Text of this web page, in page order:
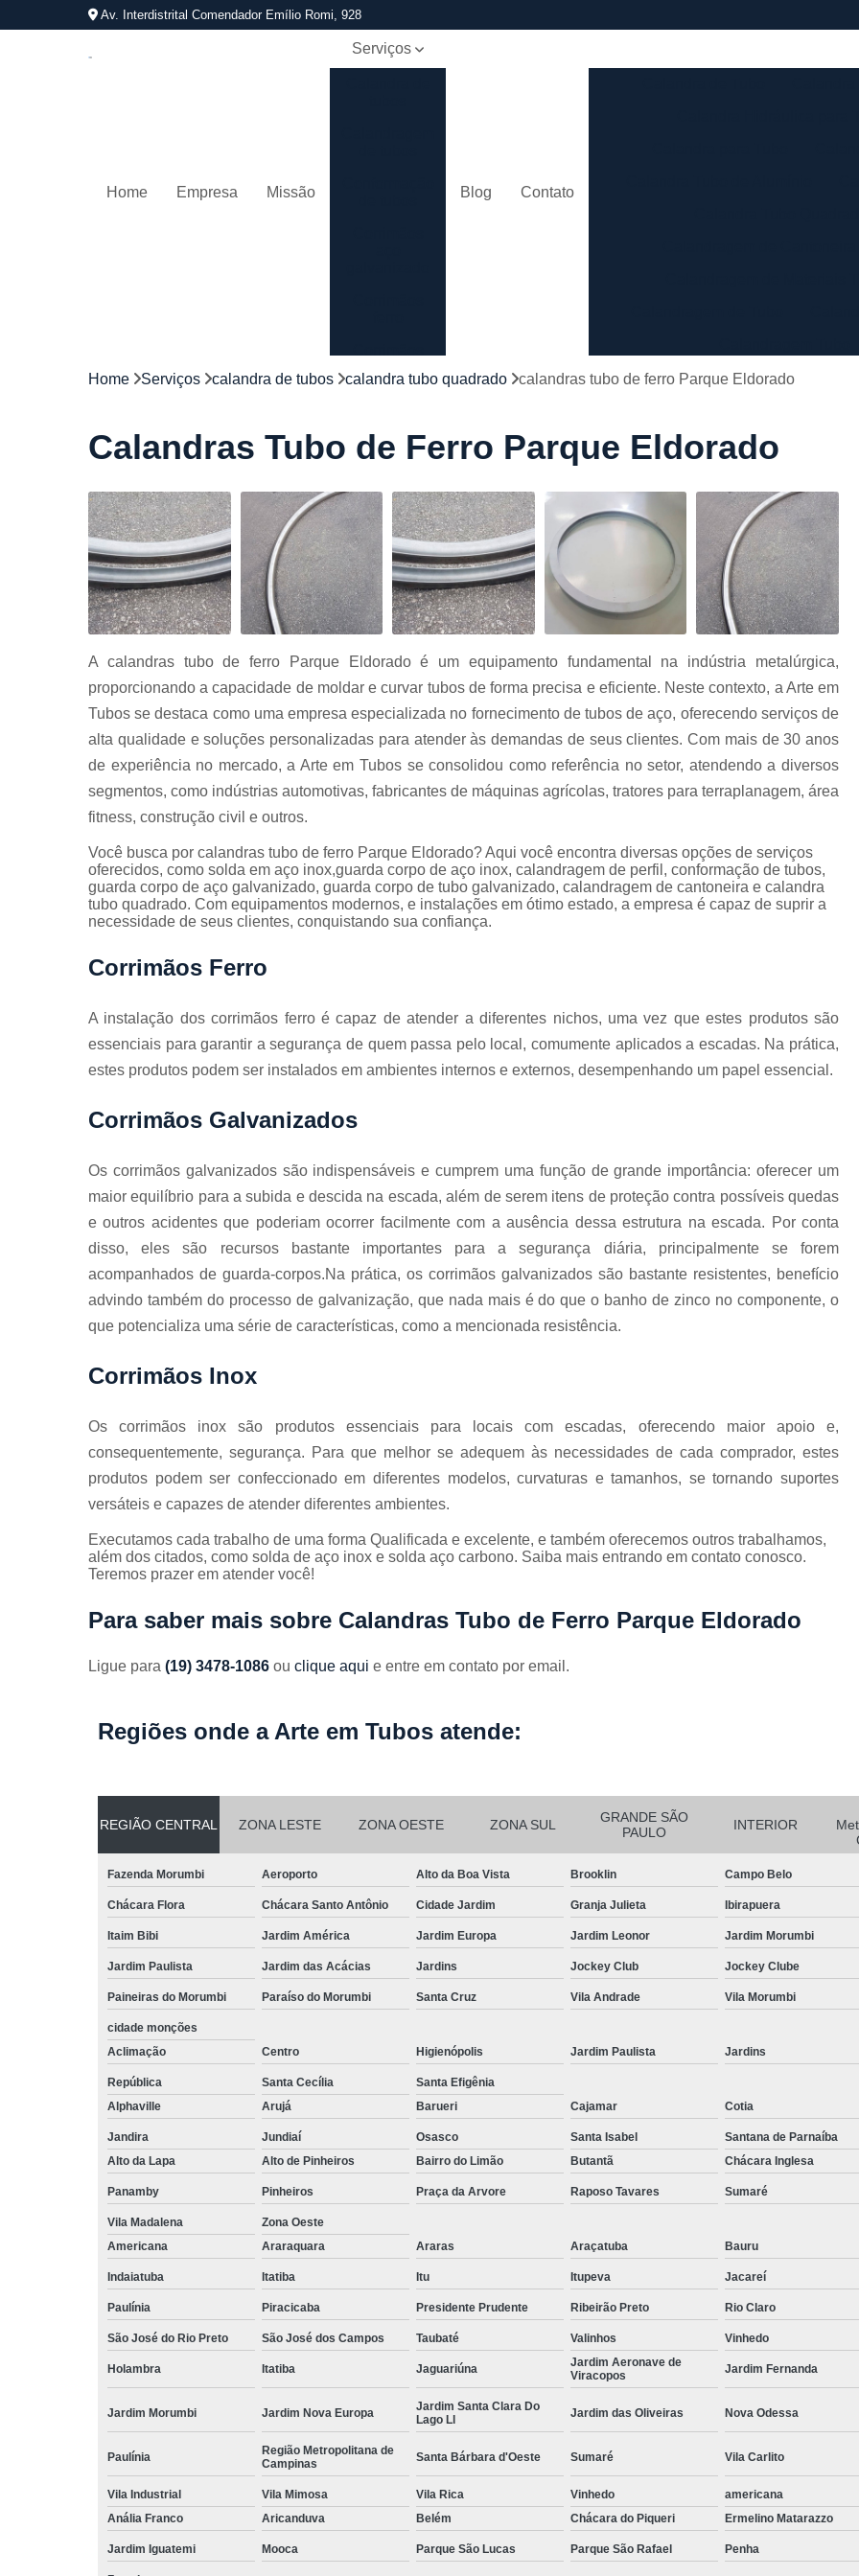
Av. Interdistrital Comendador Emílio Romi, 928
Home Empresa Missão
Serviços
Cortes a
Cortes de
chapa
Curvamento
de tubo
Dobra de
chapas
tubo
corte
Guarda
corpos
carbono
Guarda
corpos
galvanizados
aço
Blog Contato
Calandragem Tubo em
Conformação com Tubo Tipo
Conformação em
Conformação para
Conformação Tubo de Metal
Corrimão Aço Tipo
Corrimão de
Corrimão de Aço Galvanizado
Corrimão em
Corrimão em Tubo de Aço
Corrimão Galvanizado com
Corrimão
Corrimão de Ferro
Corrimão Escada Interna Ferro
Corrimão Ferro de Escada
Corrimão com Ferro Tipo
Corrimão de Escada de Ferro
Corrimão de Galvanizado
Corrimão de Inox para
Corrimão Escada Interna
Corrimão Inox de Escada
Corte a Laser Oxigênio
Corte e Dobra de Chapa a Laser
Solda a Laser
Corte Chapa a Laser
Corte de Chapa Inox a Laser
Corte e Dobra Chapa
Corte e
Dobra de Chapa de
Dobra de Chapa de Ferro
Dobradeira de Chapa
Dobra de
Dobra de Tubo Redondo
Dobra Tubo com Maçarico
Empresa de Corte a Laser
Empresa de Corte a Laser Chapa
Empresa de Corte a Laser
Empresa de Corte e Dobra
Guarda Corpo com Aço
Guarda Corpo de Tubo
Guarda Corpo em Aço Tipo
Guarda Corpo Tipo Aço Carbono
Guarda Corpo Aço
Guarda Corpo de Ferro
Guarda Corpo em Aço
Guarda Corpo em Tubo de Ferro
Guarda Corpo Tipo Tubo
Home Serviços calandra de tubos calandra tubo quadrado calandras tubo de ferro Parque Eldorado
Calandras Tubo de Ferro Parque Eldorado
A calandras tubo de ferro Parque Eldorado é um equipamento fundamental na indústria metalúrgica,
proporcionando a capacidade de moldar e curvar tubos de forma precisa e eficiente. Neste contexto, a Arte em
Tubos se destaca como uma empresa especializada no fornecimento de tubos de aço, oferecendo serviços de
alta qualidade e soluções personalizadas para atender às demandas de seus clientes. Com mais de 30 anos
de experiência no mercado, a Arte em Tubos se consolidou como referência no setor, atendendo a diversos
segmentos, como indústrias automotivas, fabricantes de máquinas agrícolas, tratores para terraplanagem, área
fitness, construção civil e outros.
Você busca por calandras tubo de ferro Parque Eldorado? Aqui você encontra diversas opções de serviços
oferecidos, como solda em aço inox,guarda corpo de aço inox, calandragem de perfil, conformação de tubos,
guarda corpo de aço galvanizado, guarda corpo de tubo galvanizado, calandragem de cantoneira e calandra
tubo quadrado. Com equipamentos modernos, e instalações em ótimo estado, a empresa é capaz de suprir a
necessidade de seus clientes, conquistando sua confiança.
Corrimãos Ferro
A instalação dos corrimãos ferro é capaz de atender a diferentes nichos, uma vez que estes produtos são
essenciais para garantir a segurança de quem passa pelo local, comumente aplicados a escadas. Na prática,
estes produtos podem ser instalados em ambientes internos e externos, desempenhando um papel essencial.
Corrimãos Galvanizados
Os corrimãos galvanizados são indispensáveis e cumprem uma função de grande importância: oferecer um
maior equilíbrio para a subida e descida na escada, além de serem itens de proteção contra possíveis quedas
e outros acidentes que poderiam ocorrer facilmente com a ausência dessa estrutura na escada. Por conta
disso, eles são recursos bastante importantes para a segurança diária, principalmente se forem
acompanhados de guarda-corpos.Na prática, os corrimãos galvanizados são bastante resistentes, benefício
advindo também do processo de galvanização, que nada mais é do que o banho de zinco no componente, o
que potencializa uma série de características, como a mencionada resistência.
Corrimãos Inox
Os corrimãos inox são produtos essenciais para locais com escadas, oferecendo maior apoio e,
consequentemente, segurança. Para que melhor se adequem às necessidades de cada comprador, estes
produtos podem ser confeccionado em diferentes modelos, curvaturas e tamanhos, se tornando suportes
versáteis e capazes de atender diferentes ambientes.
Executamos cada trabalho de uma forma Qualificada e excelente, e também oferecemos outros trabalhamos,
além dos citados, como solda de aço inox e solda aço carbono. Saiba mais entrando em contato conosco.
Teremos prazer em atender você!
Para saber mais sobre Calandras Tubo de Ferro Parque Eldorado
Ligue para (19) 3478-1086 ou clique aqui e entre em contato por email.
Regiões onde a Arte em Tubos atende:
REGIÃO CENTRAL ZONA LESTE ZONA OESTE ZONA SUL
GRANDE SÃO
PAULO
INTERIOR
Fazenda Morumbi Aeroporto Alto da Boa Vista Brooklin Campo Belo
Chácara Flora Chácara Santo Antônio Cidade Jardim Granja Julieta Ibirapuera
Itaim Bibi Jardim América Jardim Europa Jardim Leonor Jardim Morumbi
Jardim Paulista Jardim das Acácias Jardins Jockey Club Jockey Clube
Paineiras do Morumbi Paraíso do Morumbi Santa Cruz Vila Andrade Vila Morumbi
cidade monções
Aclimação
Centro Higienópolis Jardim Paulista Jardins
República Santa Cecília
Santa Efigênia
Alphaville
Arujá Barueri Cajamar Cotia
Jandira Jundiaí Osasco Santa Isabel Santana de Parnaíba
Alto da Lapa
Alto de Pinheiros Bairro do Limão Butantã Chácara Inglesa
Panamby Pinheiros Praça da Arvore Raposo Tavares Sumaré
Vila Madalena
Zona Oeste
Americana
Araraquara Araras Araçatuba Bauru
Indaiatuba Itatiba Itu Itupeva Jacareí
Paulínia Piracicaba Presidente Prudente Ribeirão Preto Rio Claro
São José do Rio Preto São José dos Campos Taubaté Valinhos Vinhedo
Holambra Itatiba Jaguariúna
Jardim Aeronave de
Viracopos
Jardim Fernanda
Jardim Morumbi Jardim Nova Europa
Jardim Santa Clara Do
Lago Ll
Jardim das Oliveiras Nova Odessa
Paulínia
Região Metropolitana de
Campinas
Santa Bárbara d'Oeste Sumaré Vila Carlito
Vila Industrial Vila Mimosa Vila Rica Vinhedo
americana
Anália Franco
Aricanduva Belém Chácara do Piqueri Ermelino Matarazzo
Jardim Iguatemi Mooca Parque São Lucas Parque São Rafael Penha